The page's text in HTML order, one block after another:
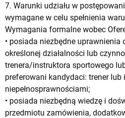
7. Warunki udziału w
wymagane w celu spełnienia
Wymagania formalne wobec
• posiada niezbędne uprawnienia
określonej działalności lub
trenera/instruktora sportowego
preferowani kandydaci: trener
niepełnosprawnościami;
• posiada niezbędną wiedzę i
przedmiotu zamówienia,